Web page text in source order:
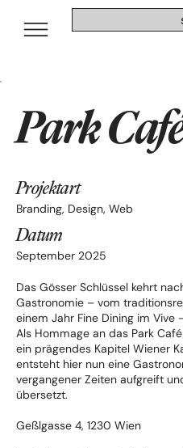
Park
Projektart
Branding, Design, Web
Datum
September 2025
Das Gösser Schlüssel kehrt
Gastronomie – vom
einem Jahr Fine Dining im Vive
Als Hommage an das Park
ein prägendes Kapitel Wiener
entsteht hier nun eine
vergangener Zeiten aufgreift
übersetzt.
Geßlgasse 4, 1230 Wien